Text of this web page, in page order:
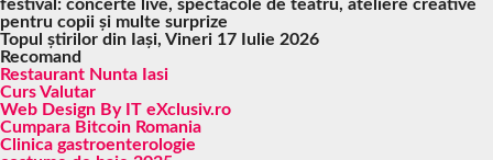
festival: concerte live, spectacole de teatru, ateliere creative
pentru copii și multe surprize
Topul știrilor din Iași, Vineri 17 Iulie 2026
Recomand
Restaurant Nunta Iasi
Curs Valutar
Web Design By IT eXclusiv.ro
Cumpara Bitcoin Romania
Clinica gastroenterologie